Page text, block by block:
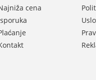
cena